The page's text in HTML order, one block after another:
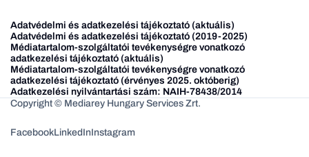
Adatvédelmi és adatkezelési tájékoztató (aktuális)
Adatvédelmi és adatkezelési tájékoztató (2019-2025)
Médiatartalom-szolgáltatói tevékenységre vonatkozó
adatkezelési tájékoztató (aktuális)
Médiatartalom-szolgáltatói tevékenységre vonatkozó
adatkezelési tájékoztató (érvényes 2025. októberig)
Adatkezelési nyilvántartási szám: NAIH-78438/2014
Copyright © Mediarey Hungary Services Zrt.
FacebookLinkedInInstagram